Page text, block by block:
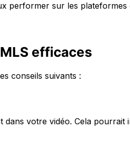
performer sur les plateformes
efficaces
conseils suivants :
votre vidéo. Cela pourrait